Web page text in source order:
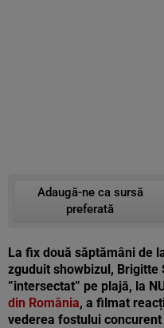
Adaugă-ne ca sursă
preferată
La fix două săptămâni de
zguduit showbizul, Brigitte
”intersectat” pe plajă, la
din România, a filmat
vederea fostului